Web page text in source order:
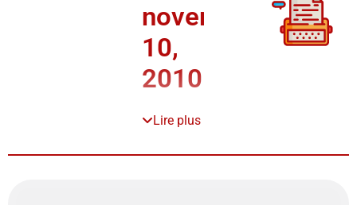
novembre
10,
2010
Lire plus